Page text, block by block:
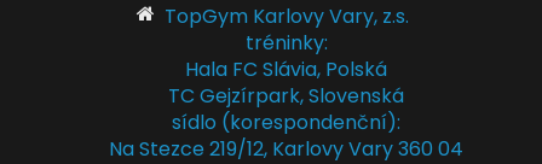
TopGym Karlovy Vary, z.s.
tréninky:
Hala FC Slávia, Polská
TC Gejzírpark, Slovenská
sídlo (korespondenční):
Na Stezce 219/12, Karlovy Vary 360 04